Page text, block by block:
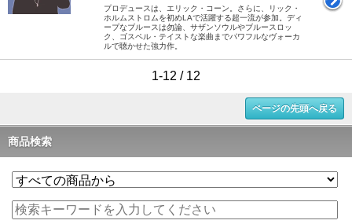
プロデュースは、エリック・コーン。さらに、リック・
ホルムストロムを初めLAで活躍する超一流が参加。ディ
ープなブルースは勿論、サザンソウルやブルースロッ
ク、ゴスペル・テイストな楽曲までパワフルなヴォーカ
ルで聴かせた強力作。
1-12 / 12
ページの先頭へ戻る
商品検索